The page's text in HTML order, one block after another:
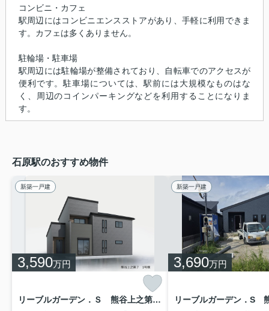
コンビニ・カフェ
駅周辺にはコンビニエンスストアがあり、手軽に利用できま
す。カフェは多くありません。
駐輪場・駐車場
駅周辺には駐輪場が整備されており、自転車でのアクセスが
便利です。駐車場については、駅前には大規模なものはな
く、周辺のコインパーキングなどを利用することになりま
す。
石原駅のおすすめ物件
新築一戸建
3,590万円
リーブルガーデン．Ｓ 熊谷上之第７ １号棟
新築一戸建
3,690万円